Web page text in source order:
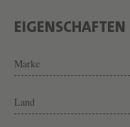
EIGENSCHAFTEN
Marke
Land